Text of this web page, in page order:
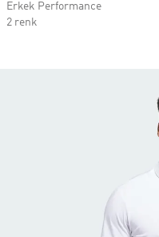
Erkek Performance
2 renk